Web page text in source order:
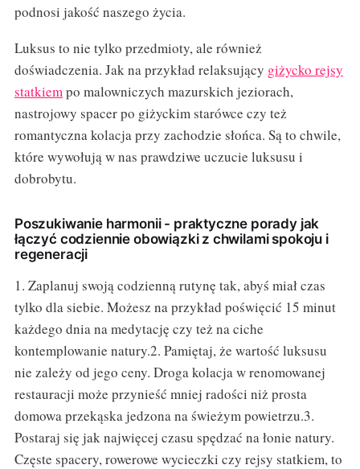
podnosi jakość naszego życia.
Luksus to nie tylko przedmioty, ale również
doświadczenia. Jak na przykład relaksujący giżycko rejsy
statkiempo malowniczych mazurskich jeziorach,
nastrojowy spacer po giżyckim starówce czy też
romantyczna kolacja przy zachodzie słońca. Są to chwile,
które wywołują w nas prawdziwe uczucie luksusu i
dobrobytu.
Poszukiwanie harmonii - praktyczne porady jak
łączyć codziennie obowiązki z chwilami spokoju i
regeneracji
1. Zaplanuj swoją codzienną rutynę tak, abyś miał czas
tylko dla siebie. Możesz na przykład poświęcić 15 minut
każdego dnia na medytację czy też na ciche
kontemplowanie natury.2. Pamiętaj, że wartość luksusu
nie zależy od jego ceny. Droga kolacja w renomowanej
restauracji może przynieść mniej radości niż prosta
domowa przekąska jedzona na świeżym powietrzu.3.
Postaraj się jak najwięcej czasu spędzać na łonie natury.
Częste spacery, rowerowe wycieczki czy rejsy statkiem, to